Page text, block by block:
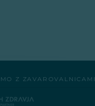
Z ZAVAROVALNICAMI